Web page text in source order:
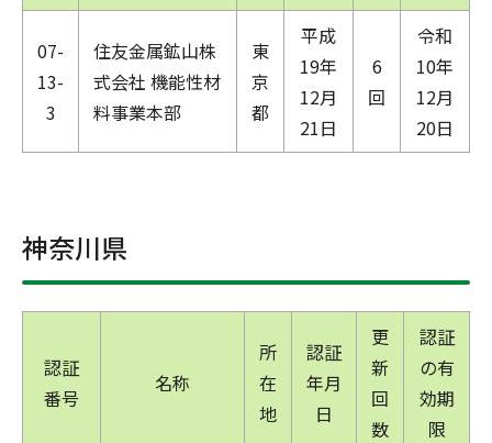
07-
13-
3
住友金属鉱山株
式会社 機能性材
料事業本部
東
京
都
平成
19年
12月
21日
6
回
令和
10年
12月
20日
神奈川県
認証
番号
名称
所
在
地
認証
年月
日
更
新
回
数
認証
の有
効期
限